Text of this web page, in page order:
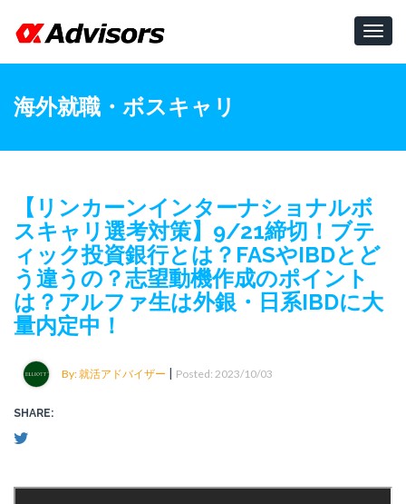
海外就職・ボスキャリ
【リンカーンインターナショナルボ
スキャリ選考対策】9/21締切！ブテ
ィック投資銀行とは？FASやIBDとど
う違うの？志望動機作成のポイント
は？アルファ生は外銀・日系IBDに大
量内定中！
By: 就活アドバイザー | Posted: 2023/10/03
SHARE: